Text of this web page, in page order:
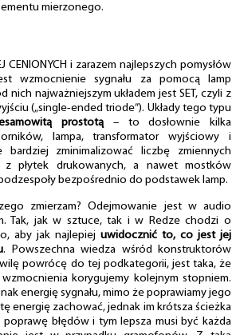
mierzonego.
CENIONYCH i zarazem najlepszych pomysłów
wzmocnienie sygnału za pomocą lamp
nich najważniejszym układem jest SET, czyli z
(„single-ended triode”). Układy tego typu
prostotą – to dosłownie kilka
lampa, transformator wyjściowy i
bardziej zminimalizować liczbę zmiennych
płytek drukowanych, a nawet mostków
bezpośrednio do podstawek lamp.
zmierzam? Odejmowanie jest w audio
Tak, jak w sztuce, tak i w Redze chodzi o
aby jak najlepiej uwidocznić to, co jest jej
. Powszechna wiedza wśród konstruktorów
powrócę do tej podkategorii, jest taka, że
korygujemy kolejnym stopniem.
energię sygnału, mimo że poprawiamy jego
energię zachować, jednak im krótsza ścieżka
poprawę błędów i tym lepsza musi być każda